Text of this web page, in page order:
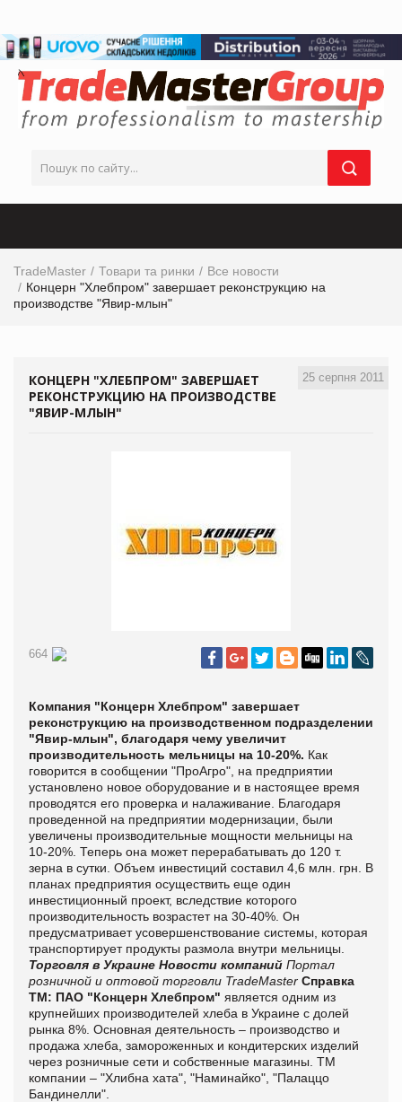
TradeMaster Товари та ринки
Все новости
Концерн "Хлебпром" завершает реконструкцию на
производстве "Явир-млын"
25 серпня 2011
КОНЦЕРН "ХЛЕБПРОМ" ЗАВЕРШАЕТ
РЕКОНСТРУКЦИЮ НА ПРОИЗВОДСТВЕ
"ЯВИР-МЛЫН"
664
Компания "Концерн Хлебпром" завершает
реконструкцию на производственном подразделении
"Явир-млын", благодаря чему увеличит
производительность мельницы на 10-20%. Как
говорится в сообщении "ПроАгро", на предприятии
установлено новое оборудование и в настоящее время
проводятся его проверка и налаживание. Благодаря
проведенной на предприятии модернизации, были
увеличены производительные мощности мельницы на
10-20%. Теперь она может перерабатывать до 120 т.
зерна в сутки. Объем инвестиций составил 4,6 млн. грн. В
планах предприятия осуществить еще один
инвестиционный проект, вследствие которого
производительность возрастет на 30-40%. Он
предусматривает усовершенствование системы, которая
транспортирует продукты размола внутри мельницы.
Торговля в Украине Новости компаний Портал
розничной и оптовой торговли TradeMaster Справка
ТМ: ПАО "Концерн Хлебпром" является одним из
крупнейших производителей хлеба в Украине с долей
рынка 8%. Основная деятельность – производство и
продажа хлеба, замороженных и кондитерских изделий
через розничные сети и собственные магазины. ТМ
компании – "Хлибна хата", "Наминайко", "Палаццо
Бандинелли".